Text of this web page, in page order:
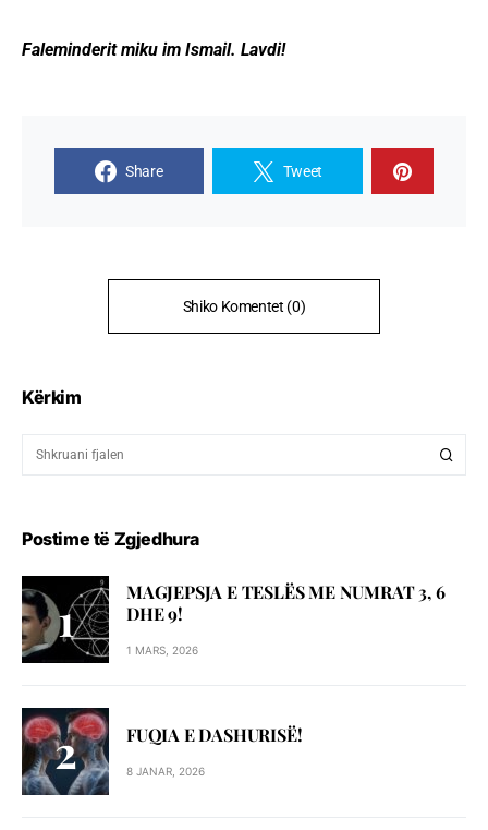
Faleminderit miku im Ismail. Lavdi!
Share Tweet
Shiko Komentet (0)
Kërkim
Postime të Zgjedhura
MAGJEPSJA E TESLËS ME NUMRAT 3, 6
DHE 9!
1 MARS, 2026
FUQIA E DASHURISË!
8 JANAR, 2026